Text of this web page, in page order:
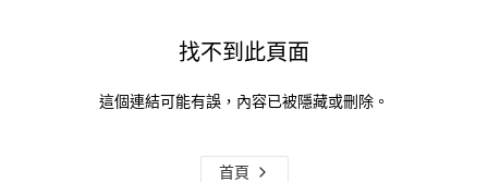
找不到此頁面
這個連結可能有誤，內容已被隱藏或刪除。
首頁